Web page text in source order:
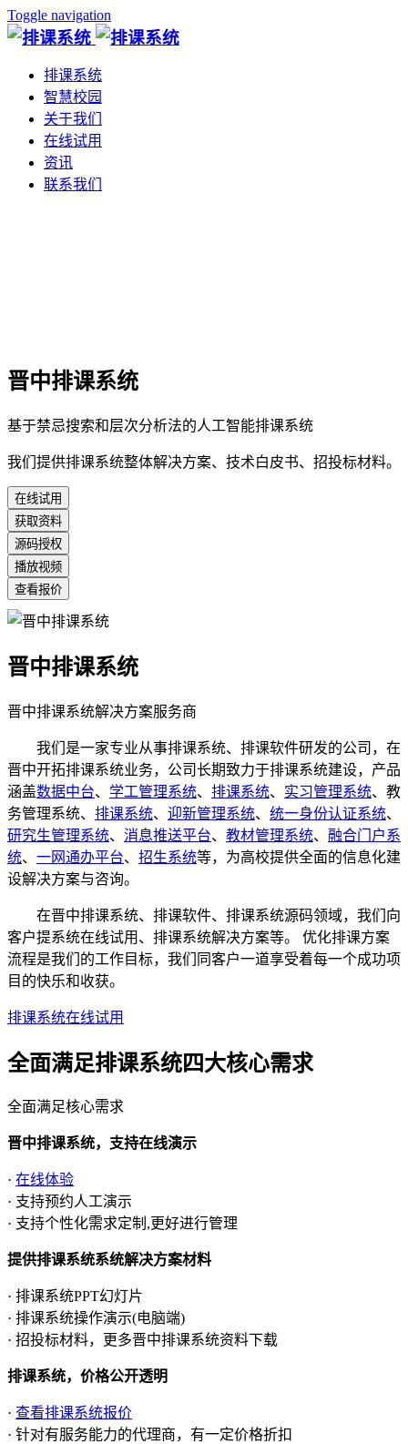
Toggle navigation
排课系统
智慧校园
关于我们
在线试用
资讯
联系我们
晋中排课系统
基于禁忌搜索和层次分析法的人工智能排课系统
我们提供排课系统整体解决方案、技术白皮书、招投标材料。
在线试用
获取资料
源码授权
播放视频
查看报价
晋中排课系统
晋中排课系统解决方案服务商
我们是一家专业从事排课系统、排课软件研发的公司，在
晋中开拓排课系统业务，公司长期致力于排课系统建设，产品
涵盖数据中台、 学工管理系统、 排课系统、 实习管理系统、教
务管理系统、 排课系统、 迎新管理系统、 统一身份认证系统、
研究生管理系统、 消息推送平台、 教材管理系统、 融合门户系
统、 一网通办平台、 招生系统等，为高校提供全面的信息化建
设解决方案与咨询。
在晋中排课系统、排课软件、排课系统源码领域，我们向
客户提系统在线试用、排课系统解决方案等。 优化排课方案
流程是我们的工作目标，我们同客户一道享受着每一个成功项
目的快乐和收获。
排课系统在线试用
全面满足排课系统四大核心需求
全面满足核心需求
晋中排课系统，支持在线演示
· 在线体验
· 支持预约人工演示
· 支持个性化需求定制,更好进行管理
提供排课系统系统解决方案材料
· 排课系统PPT幻灯片
· 排课系统操作演示(电脑端)
· 招投标材料，更多晋中排课系统资料下载
排课系统，价格公开透明
· 查看排课系统报价
· 针对有服务能力的代理商，有一定价格折扣